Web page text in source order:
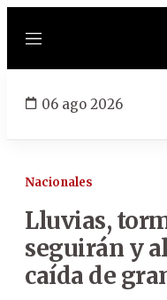
Menú
06 ago 2026
Nacionales
Lluvias,
seguirán y
caída de